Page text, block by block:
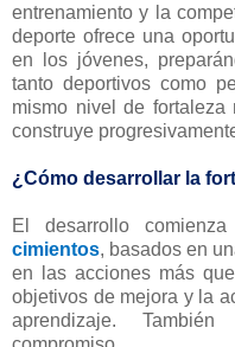
entrenamiento y la
deporte ofrece una
en los jóvenes,
tanto deportivos como
mismo nivel de
construye
¿Cómo desarrollar la
El desarrollo
cimientos, basados en
en las acciones más
objetivos de mejora y la
aprendizaje.